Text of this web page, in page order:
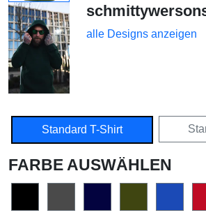
alle Designs anzeigen
Standard T-Shirt
FARBE AUSWÄHLEN